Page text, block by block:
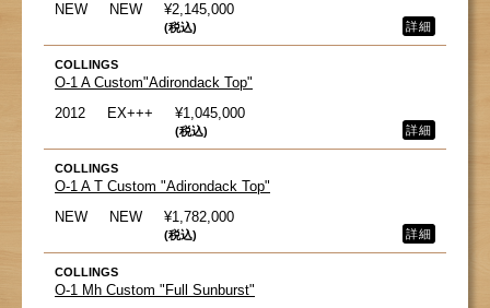
NEW
NEW ¥2,145,000
(税込) 詳細
COLLINGS
O-1 A Custom"Adirondack Top"
2012
EX+++ ¥1,045,000
(税込) 詳細
COLLINGS
O-1 A T Custom "Adirondack Top"
NEW
NEW ¥1,782,000
(税込) 詳細
COLLINGS
O-1 Mh Custom "Full Sunburst"